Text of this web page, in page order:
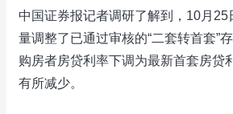
中国证券报记者调研了解到，10月25
量调整了已通过审核的“二套转首套”
购房者房贷利率下调为最新首套房贷
有所减少。